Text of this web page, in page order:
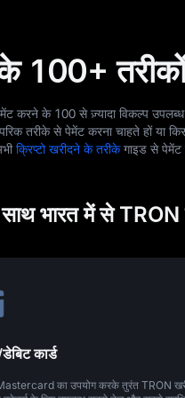
100+
करने के 100 से ज़्यादा विकल्प
तरीके से पेमेंट करना चाहते हों या
क्रिप्टो खरीदने के तरीकेगाइड से पेमेंट
भारत में से TRON
कार्ड
का उपयोग करके तुरंत TRON